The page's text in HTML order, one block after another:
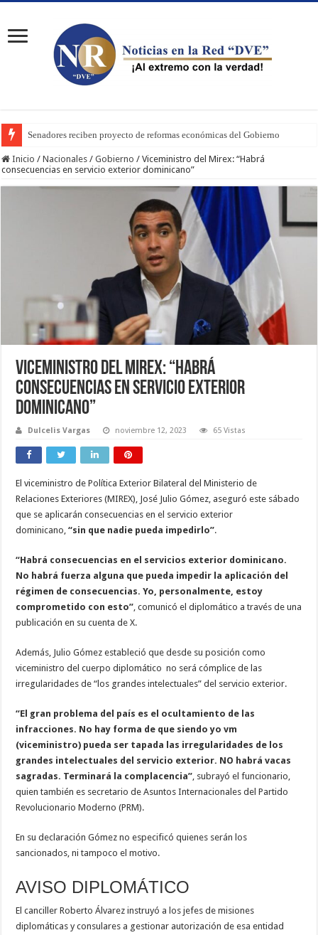
Senadores reciben proyecto de reformas económicas del Gobierno
Inicio / Nacionales / Gobierno / Viceministro del Mirex: “Habrá
consecuencias en servicio exterior dominicano”
Viceministro del Mirex: “Habrá
consecuencias en servicio exterior
dominicano”
Dulcelis Vargas noviembre 12, 2023 65 Vistas
El viceministro de Política Exterior Bilateral del Ministerio de
Relaciones Exteriores (MIREX), José Julio Gómez, aseguró este sábado
que se aplicarán consecuencias en el servicio exterior
dominicano,“sin que nadie pueda impedirlo”.
“Habrá consecuencias en el servicios exterior dominicano.
No habrá fuerza alguna que pueda impedir la aplicación del
régimen de consecuencias. Yo, personalmente, estoy
comprometido con esto” , comunicó el diplomático a través de una
publicación en su cuenta de X.
Además, Julio Gómez estableció que desde su posición como
viceministro del cuerpo diplomático no será cómplice de las
irregularidades de “los grandes intelectuales” del servicio exterior.
“El gran problema del país es el ocultamiento de las
infracciones. No hay forma de que siendo yo vm
(viceministro) pueda ser tapada las irregularidades de los
grandes intelectuales del servicio exterior. NO habrá vacas
sagradas. Terminará la complacencia” , subrayó el funcionario,
quien también es secretario de Asuntos Internacionales del Partido
Revolucionario Moderno (PRM).
En su declaración Gómez no especificó quienes serán los
sancionados, ni tampoco el motivo.
AVISO DIPLOMÁTICO
El canciller Roberto Álvarez instruyó a los jefes de misiones
diplomáticas y consulares a gestionar autorización de esa entidad